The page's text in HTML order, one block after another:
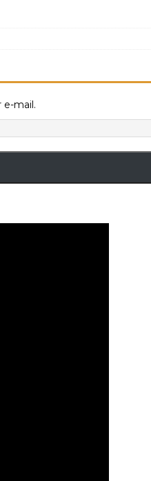
e-mail.